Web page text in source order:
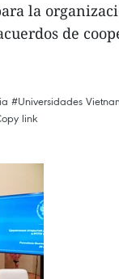
la
de
#Universidades
link